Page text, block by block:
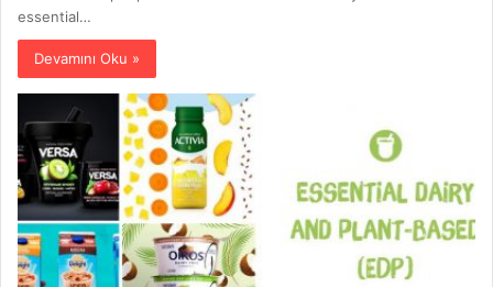
essential…
Devamını Oku »